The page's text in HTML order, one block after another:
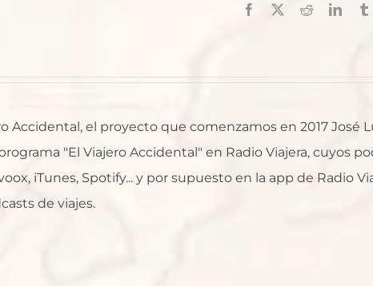
Facebook Reddit
Accidental, el proyecto que comenzamos en 2017 José
"El Viajero Accidental" en Radio Viajera, cuyos
iTunes, Spotify... y por supuesto en la app de Radio
de viajes.